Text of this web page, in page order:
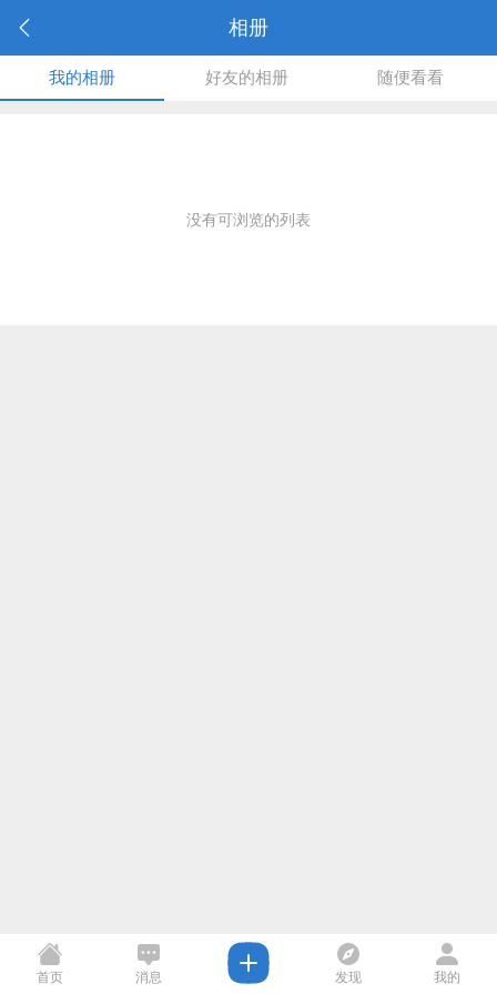
相册
我的相册 好友的相册 随便看看
没有可浏览的列表
首页 消息 发现 我的